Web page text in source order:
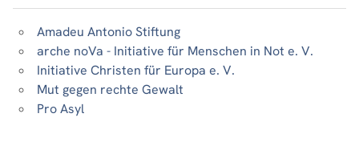
Amadeu Antonio Stiftung
arche noVa - Initiative für Menschen in Not e. V.
Initiative Christen für Europa e. V.
Mut gegen rechte Gewalt
Pro Asyl